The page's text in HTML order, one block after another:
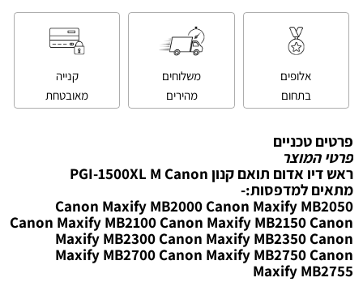
אלופים
בתחום
משלוחים
מהירים
קנייה
מאובטחת
פרטים טכניים
פרטי המוצר
ראש דיו אדום תואם קנון PGI-1500XL M Canon
מתאים למדפסות:-
Canon Maxify MB2000 Canon Maxify MB2050
Canon Maxify MB2100 Canon Maxify MB2150 Canon
Maxify MB2300 Canon Maxify MB2350 Canon
Maxify MB2700 Canon Maxify MB2750 Canon
Maxify MB2755